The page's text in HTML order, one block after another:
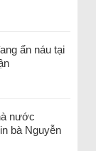
ẩn náu tại
nước
bà Nguyễn